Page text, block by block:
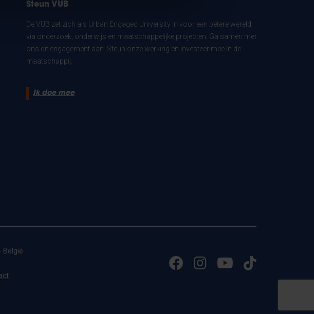
Steun VUB
De VUB zet zich als Urban Engaged University in voor een betere wereld
via onderzoek, onderwijs en maatschappelijke projecten. Ga samen met
ons dit engagement aan. Steun onze werking en investeer mee in de
maatschappij.
Ik doe mee
België